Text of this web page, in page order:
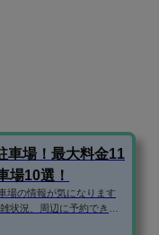
車場！最大料金11
場10選！
場の情報が気になります
状況、周辺に予約できる